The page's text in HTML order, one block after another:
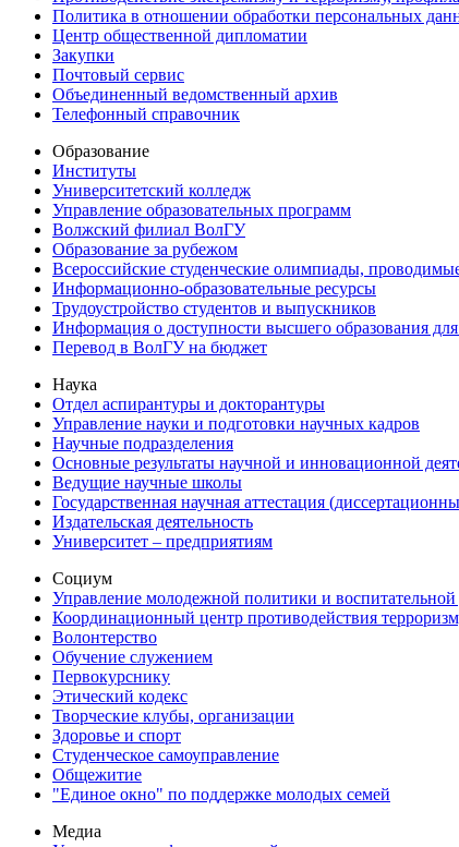
Политика в отношении обработки персональных
Центр общественной дипломатии
Закупки
Почтовый сервис
Объединенный ведомственный архив
Телефонный справочник
Образование
Институты
Университетский колледж
Управление образовательных программ
Волжский филиал ВолГУ
Образование за рубежом
Всероссийские студенческие олимпиады,
Информационно-образовательные ресурсы
Трудоустройство студентов и выпускников
Информация о доступности высшего образования
Перевод в ВолГУ на бюджет
Наука
Отдел аспирантуры и докторантуры
Управление науки и подготовки научных кадров
Научные подразделения
Основные результаты научной и инновационной
Ведущие научные школы
Государственная научная аттестация
Издательская деятельность
Университет – предприятиям
Социум
Управление молодежной политики и воспитательной
Координационный центр противодействия
Волонтерство
Обучение служением
Первокурснику
Этический кодекс
Творческие клубы, организации
Здоровье и спорт
Студенческое самоуправление
Общежитие
"Единое окно" по поддержке молодых семей
Медиа